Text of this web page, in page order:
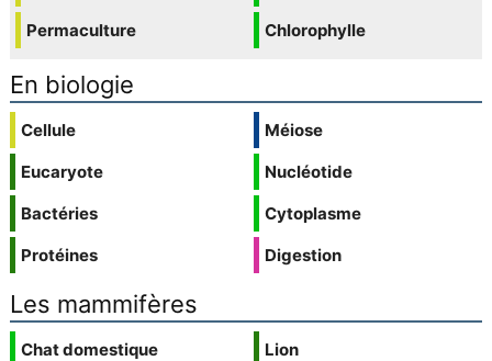
Permaculture
Chlorophylle
En biologie
Cellule
Eucaryote
Bactéries
Protéines
Méiose
Nucléotide
Cytoplasme
Digestion
Les mammifères
Chat domestique
Lion